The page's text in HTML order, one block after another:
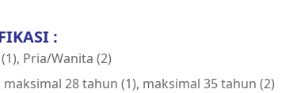
:
Pria/Wanita (2)
maksimal 28 tahun (1), maksimal 35 tahun (2)